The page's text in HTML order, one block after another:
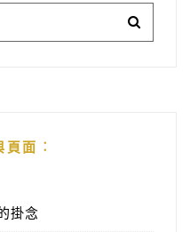
面︰
掛念